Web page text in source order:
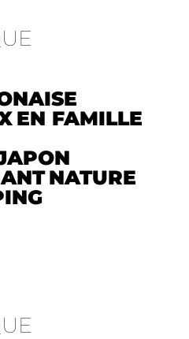
EN FAMILLE
NATURE